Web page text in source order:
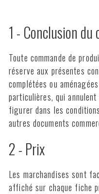
1 - Conclusion
Toute commande de
réserve aux présentes
complétées ou
particulières, qui
figurer dans les
autres documents
2 - Prix
Les marchandises sont
affiché sur chaque fiche